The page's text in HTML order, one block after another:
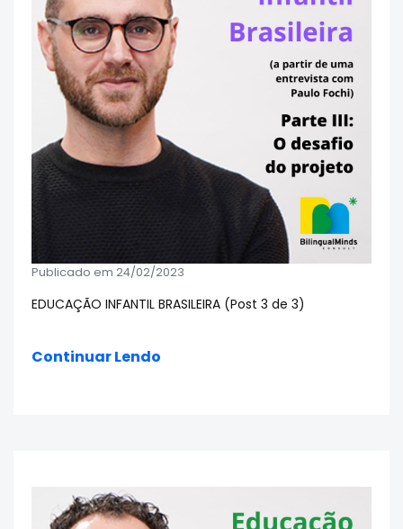
Publicado em 24/02/2023
EDUCAÇÃO INFANTIL BRASILEIRA (Post 3 de 3)
Continuar Lendo